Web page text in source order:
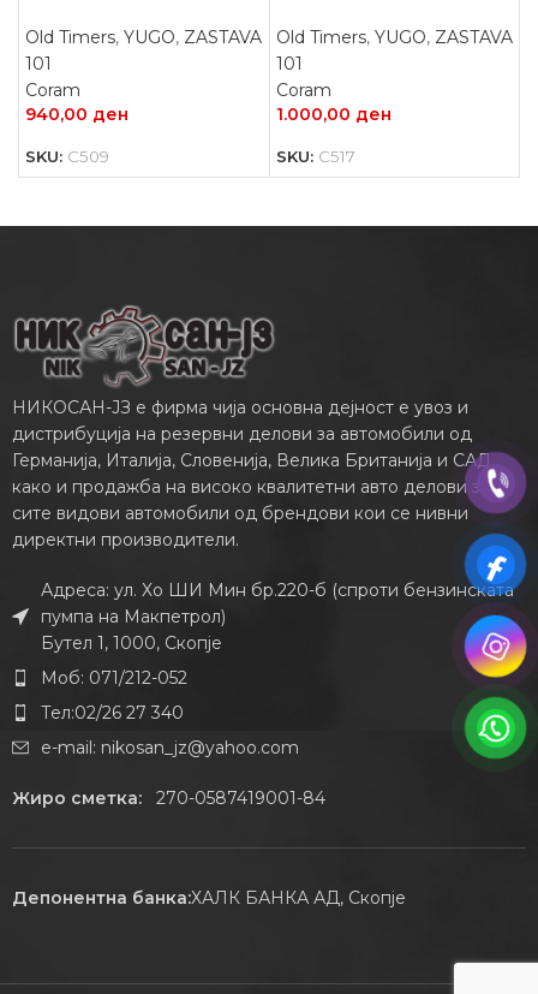
Old Timers, YUGO, ZASTAVA
101
Coram
940,00 ден
SKU: C509
Old Timers, YUGO, ZASTAVA
101
Coram
1.000,00 ден
SKU: C517
НИКОСАН-ЈЗ е фирма чија основна дејност е увоз и
дистрибуција на резервни делови за автомобили од
Германија, Италија, Словенија, Велика Британија и САД,
како и продажба на високо квалитетни авто делови за
сите видови автомобили од брендови кои се нивни
директни производители.
Адреса: ул. Хо ШИ Мин бр.220-б (спроти бензинската
пумпа на Макпетрол)
Бутел 1, 1000, Скопје
Моб: 071/212-052
Тел:02/26 27 340
e-mail: nikosan_jz@yahoo.com
Жиро сметка:270-0587419001-84
Депонентна банка:ХАЛК БАНКА АД, Скопје